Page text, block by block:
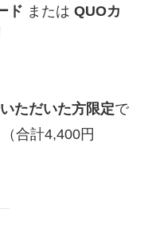
ド または QUOカ
ただいた方限定で
（合計4,400円